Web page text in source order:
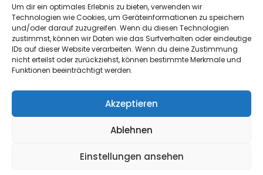
Um dir ein optimales Erlebnis zu bieten, verwenden wir
Technologien wie Cookies, um Geräteinformationen zu speichern
und/oder darauf zuzugreifen. Wenn du diesen Technologien
zustimmst, können wir Daten wie das Surfverhalten oder eindeutige
IDs auf dieser Website verarbeiten. Wenn du deine Zustimmung
nicht erteilst oder zurückziehst, können bestimmte Merkmale und
Funktionen beeinträchtigt werden.
Akzeptieren
Ablehnen
Einstellungen ansehen
Datenschutz